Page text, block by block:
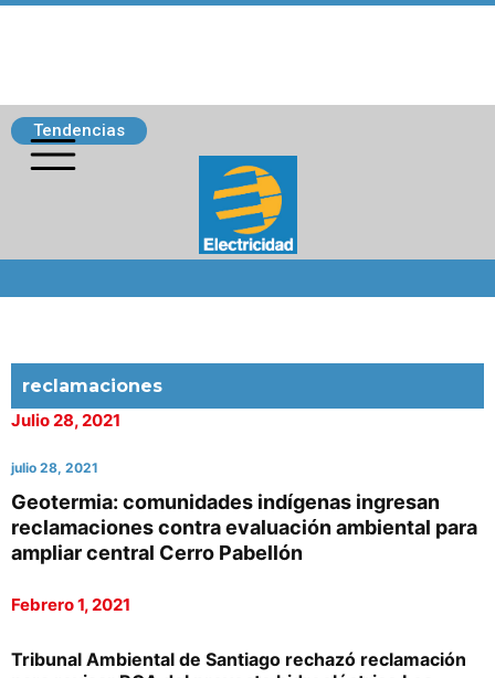
Tendencias
reclamaciones
Julio 28, 2021
julio 28, 2021
Geotermia: comunidades indígenas ingresan
reclamaciones contra evaluación ambiental para
ampliar central Cerro Pabellón
Febrero 1, 2021
Tribunal Ambiental de Santiago rechazó reclamación